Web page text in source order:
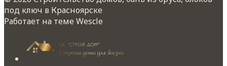
под ключ в Красноярске
Работает на теме Wescle